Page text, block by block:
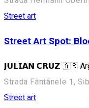
Street art
Street Art Spot:
𝗝𝗨𝗟𝗜𝗔𝗡 𝗖𝗥𝗨𝗭 🇦🇷
Strada Fântânele 1,
Street art